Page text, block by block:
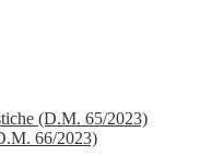
(D.M. 65/2023)
66/2023)